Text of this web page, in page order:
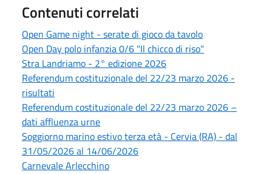
Contenuti correlati
Open Game night - serate di gioco da tavolo
Open Day polo infanzia 0/6 "Il chicco di riso"
Stra Landriamo - 2° edizione 2026
Referendum costituzionale del 22/23 marzo 2026 -
risultati
Referendum costituzionale del 22/23 marzo 2026 –
dati affluenza urne
Soggiorno marino estivo terza età - Cervia (RA) - dal
31/05/2026 al 14/06/2026
Carnevale Arlecchino